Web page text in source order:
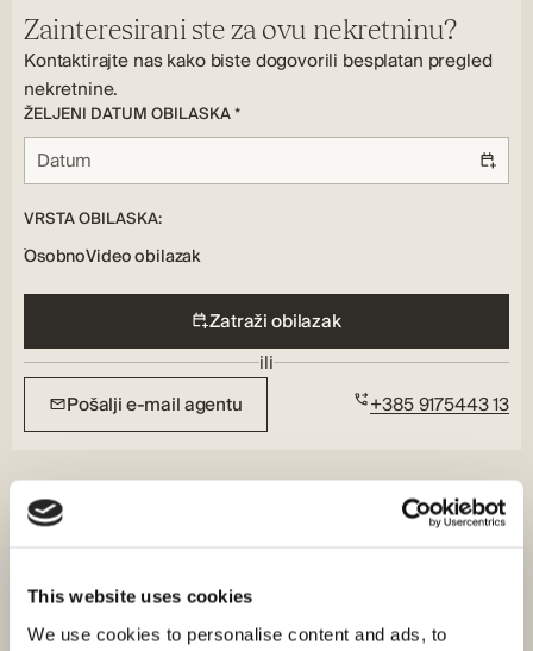
This website uses cookies
We use cookies to personalise content and ads, to
Vrsta grijanja:
Podno, Klima
Kuhinjski uređaji:
Ploča za kuhanje, hladnjak, perilica posuđa
Sigurnosne značajke:
Protuprovalni sustav, Protupožarni alarm
Praonica rublja:
Drveća:
Da
Vrsta prozora:
Aluminijski
Terasa, Teretana, Punjenje za električna vozila, Fitness
centar, Igraonica, Parking, Blagovaonica
Zainteresirani ste za ovu nekretninu?
Kontaktirajte nas kako biste dogovorili besplatan pregled
nekretnine.
ŽELJENI DATUM OBILASKA *
VRSTA OBILASKA:
OsobnoVideo obilazak
Zatraži obilazak
ili
Pošalji e-mail agentu
+385 9175443 13